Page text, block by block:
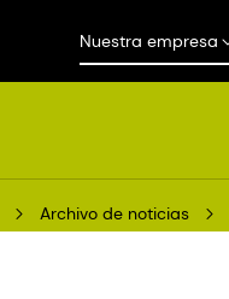
Nuestra empresa
Archivo de noticias